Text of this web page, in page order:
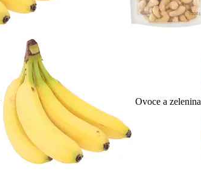
Ovoce a zelenina